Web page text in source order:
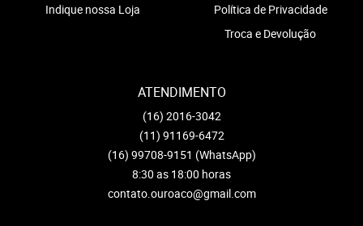
Indique nossa Loja
Política de Privacidade
Troca e Devolução
ATENDIMENTO
(16) 2016-3042
(11) 91169-6472
(16) 99708-9151 (WhatsApp)
8:30 as 18:00 horas
contato.ouroaco@gmail.com